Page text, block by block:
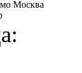
Москва